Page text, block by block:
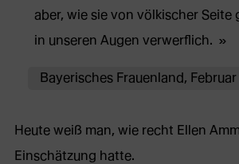
aber, wie sie von völkischer Seite
in unseren Augen verwerflich.
Bayerisches Frauenland, Februar
Heute weiß man, wie recht Ellen
Einschätzung hatte.